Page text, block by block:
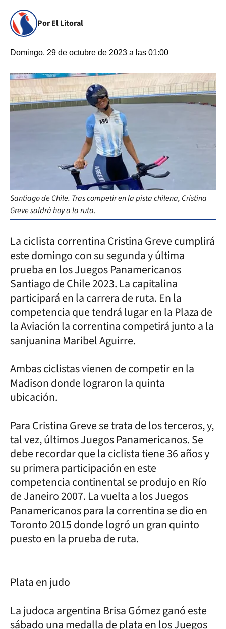
Por El Litoral
Domingo, 29 de octubre de 2023 a las 01:00
Santiago de Chile. Tras competir en la pista chilena, Cristina
Greve saldrá hoy a la ruta.
La ciclista correntina Cristina Greve cumplirá
este domingo con su segunda y última
prueba en los Juegos Panamericanos
Santiago de Chile 2023. La capitalina
participará en la carrera de ruta. En la
competencia que tendrá lugar en la Plaza de
la Aviación la correntina competirá junto a la
sanjuanina Maribel Aguirre.
Ambas ciclistas vienen de competir en la
Madison donde lograron la quinta
ubicación.
Para Cristina Greve se trata de los terceros, y,
tal vez, últimos Juegos Panamericanos. Se
debe recordar que la ciclista tiene 36 años y
su primera participación en este
competencia continental se produjo en Río
de Janeiro 2007. La vuelta a los Juegos
Panamericanos para la correntina se dio en
Toronto 2015 donde logró un gran quinto
puesto en la prueba de ruta.
Plata en judo
La judoca argentina Brisa Gómez ganó este
sábado una medalla de plata en los Juegos